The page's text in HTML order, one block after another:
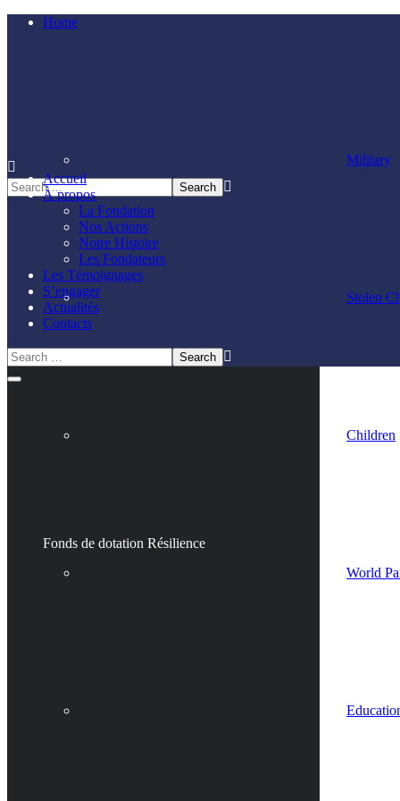
Home
Military
Stolen
Children
World
Accueil
À propos
La Fondation
Nos Actions
Notre Histoire
Les Fondateurs
Les Témoignages
S’engager
Actualités
Contacts
Fonds de dotation Résilience